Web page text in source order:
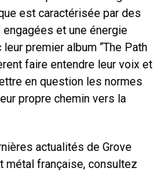
est caractérisée par des
et une énergie
premier album “The Path
faire entendre leur voix et
en question les normes
propre chemin vers la
actualités de Grove
métal française, consultez